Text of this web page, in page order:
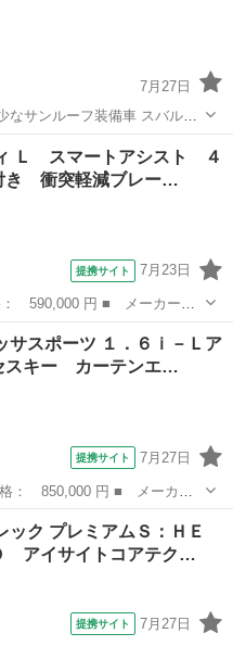
7月27日
なサンルーフ装備車 スバル独
リカルAWDによる圧倒的な走
Ｌ スマートアシスト ４
き 衝突軽減ブレー…
提携サイト 7月23日
■ グレード名： Ｌ スマ
突軽減ブレーキ プッシュ
サスポーツ １．６ｉ－Ｌア
スキー カーテンエ…
提携サイト 7月27日
スポーツ ■ グレード
スキー カーテンエアバッ
ック プレミアムＳ：ＨＥ
イサイトコアテク…
提携サイト 7月27日